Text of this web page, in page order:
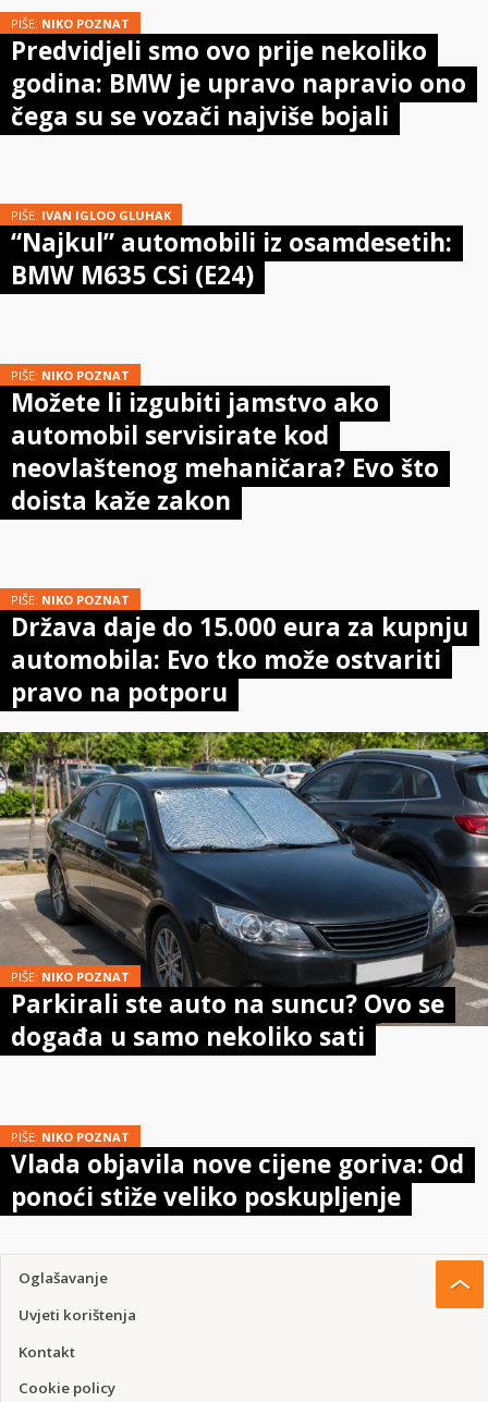
PIŠE: NIKO POZNAT
Predvidjeli smo ovo prije nekoliko
godina: BMW je upravo napravio ono
čega su se vozači najviše bojali
PIŠE: IVAN IGLOO GLUHAK
“Najkul” automobili iz osamdesetih:
BMW M635 CSi (E24)
PIŠE: NIKO POZNAT
Možete li izgubiti jamstvo ako
automobil servisirate kod
neovlaštenog mehaničara? Evo što
doista kaže zakon
PIŠE: NIKO POZNAT
Država daje do 15.000 eura za kupnju
automobila: Evo tko može ostvariti
pravo na potporu
PIŠE: NIKO POZNAT
Parkirali ste auto na suncu? Ovo se
događa u samo nekoliko sati
PIŠE: NIKO POZNAT
Vlada objavila nove cijene goriva: Od
ponoći stiže veliko poskupljenje
Oglašavanje
Uvjeti korištenja
Kontakt
Cookie policy